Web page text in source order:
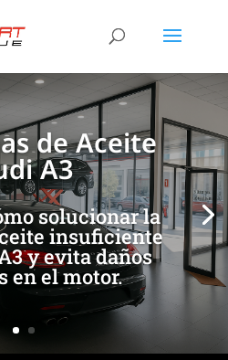
de Aceite
A3
solucionar la
insuficiente
y evita daños
en el motor.